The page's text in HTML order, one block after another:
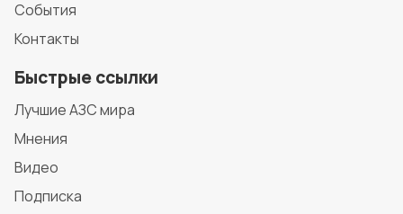
События
Контакты
Быстрые ссылки
Лучшие АЗС мира
Мнения
Видео
Подписка